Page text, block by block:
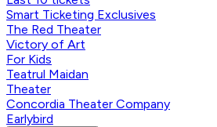
Smart Ticketing Exclusives
The Red Theater
Victory of Art
For Kids
Teatrul Maidan
Theater
Concordia Theater Company
Earlybird